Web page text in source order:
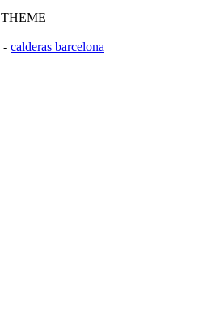
THEME
- calderas barcelona